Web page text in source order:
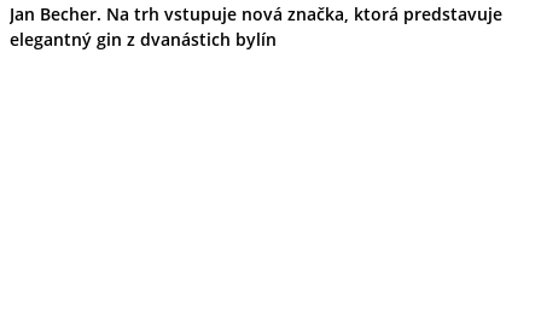
Jan Becher. Na trh vstupuje nová značka, ktorá predstavuje
elegantný gin z dvanástich bylín